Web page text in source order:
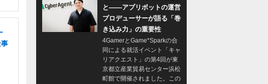
と――アプリボットの運営
プロデューサーが語る「巻
き込み力」の重要性
4GamerとGame*Sparkの合
同による就活イベント「キャ
リアクエスト」の第4回が東
京都立産業貿易センター浜松
町館で開催されました。この